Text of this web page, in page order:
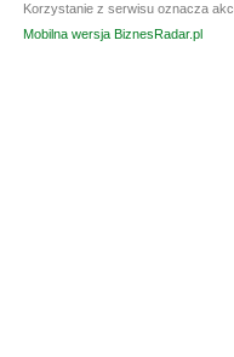
Korzystanie z serwisu oznacza
Mobilna wersja BiznesRadar.pl